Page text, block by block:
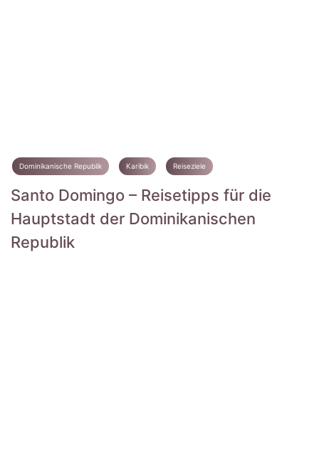
Dominikanische Republik Karibik Reiseziele
Santo Domingo – Reisetipps für die
Hauptstadt der Dominikanischen
Republik